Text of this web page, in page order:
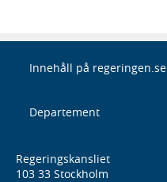
Innehåll på regeringen.se
Departement
Regeringskansliet
103 33 Stockholm